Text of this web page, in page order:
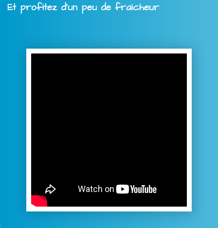
Et profitez d'un peu de fraicheur